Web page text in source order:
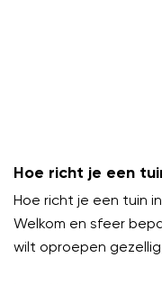
Hoe richt je een
familieavonden?
Hoe richt je een tuin
Welkom en sfeer
wilt oproepen